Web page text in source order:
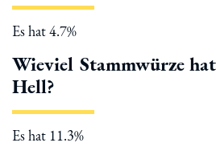
Es hat 4.7%
Wieviel Stammwürze
Hell?
Es hat 11.3%